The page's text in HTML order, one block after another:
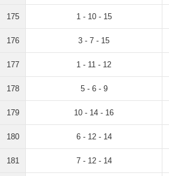
175 1 - 10 - 15
176 3 - 7 - 15
177 1 - 11 - 12
178 5 - 6 - 9
179 10 - 14 - 16
180 6 - 12 - 14
181 7 - 12 - 14